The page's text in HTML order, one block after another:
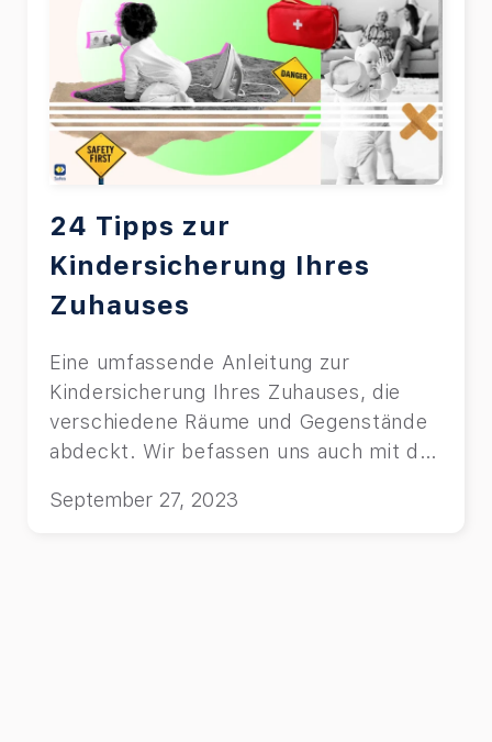
24 Tipps zur
Kindersicherung Ihres
Zuhauses
Eine umfassende Anleitung zur
Kindersicherung Ihres Zuhauses, die
verschiedene Räume und Gegenstände
abdeckt. Wir befassen uns auch mit der
Ihr Kind online schützen können.
September 27, 2023